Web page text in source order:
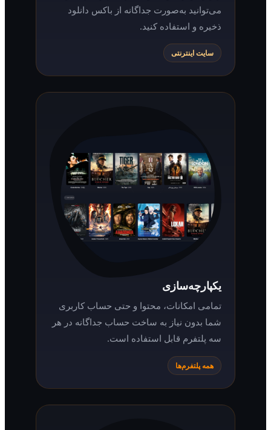
می‌توانید به‌صورت جداگانه از باکس دانلود
ذخیره و استفاده کنید.
سایت اینترنتی
یکپارچه‌سازی
تمامی امکانات، محتوا و حتی حساب کاربری
شما بدون نیاز به ساخت حساب جداگانه در هر
سه پلتفرم قابل استفاده است.
همه پلتفرم‌ها